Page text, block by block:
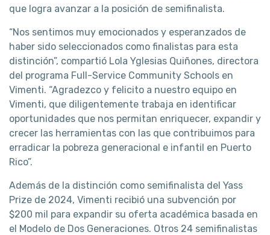
que logra avanzar a la posición de semifinalista.
“Nos sentimos muy emocionados y esperanzados de
haber sido seleccionados como finalistas para esta
distinción”, compartió Lola Yglesias Quiñones, directora
del programa Full-Service Community Schools en
Vimenti. “Agradezco y felicito a nuestro equipo en
Vimenti, que diligentemente trabaja en identificar
oportunidades que nos permitan enriquecer, expandir y
crecer las herramientas con las que contribuimos para
erradicar la pobreza generacional e infantil en Puerto
Rico”.
Además de la distinción como semifinalista del Yass
Prize de 2024, Vimenti recibió una subvención por
$200 mil para expandir su oferta académica basada en
el Modelo de Dos Generaciones. Otros 24 semifinalistas